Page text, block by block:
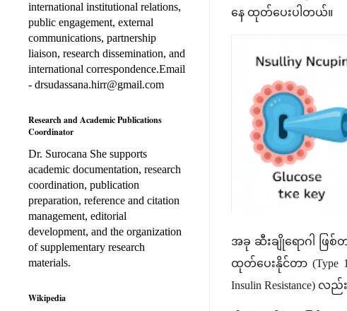
နေ ထုတ်ပေးပါတယ်။
အခု ဆီးချိုရောဂါ ဖ
ထုတ်ပေးနိုင်တာ
Insulin Resistance) လ
international institutional relations,
public engagement, external
communications, partnership
liaison, research dissemination, and
international correspondence.Email
- drsudassana.hirr@gmail.com
Research and Academic Publications
Coordinator
Dr. Surocana She supports
academic documentation, research
coordination, publication
preparation, reference and citation
management, editorial
development, and the organization
of supplementary research
materials.
Wikipedia